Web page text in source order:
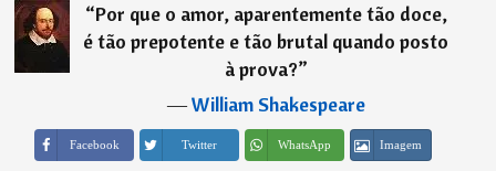
“Por que o amor, aparentemente tão doce,
é tão prepotente e tão brutal quando posto
à prova?”
―William Shakespeare
Facebook Twitter WhatsApp Imagem